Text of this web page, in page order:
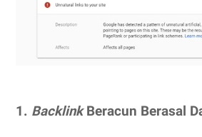
1. BacklinkBeracun Berasal